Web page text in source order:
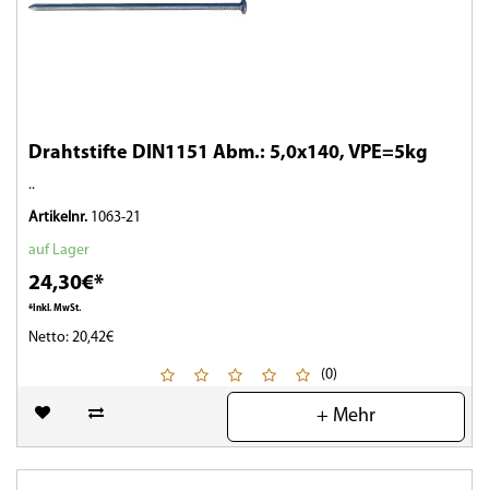
Drahtstifte DIN1151 Abm.: 5,0x140, VPE=5kg
..
Artikelnr. 1063-21
auf Lager
24,30€*
*Inkl. MwSt.
Netto: 20,42€
(0)
+ Mehr